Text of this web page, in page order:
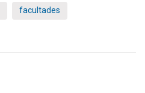
facultades